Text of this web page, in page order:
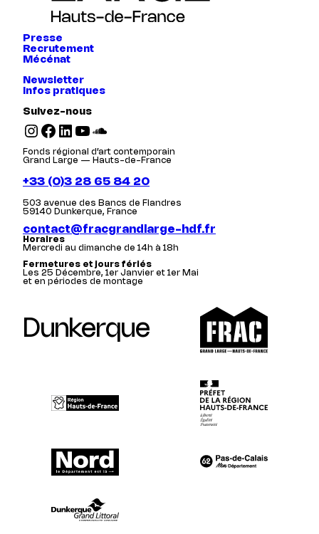
Presse
Recrutement
Mécénat
Newsletter
Infos pratiques
Suivez-nous
Instagram Facebook LinkedIn YouTube SoundCloud
Fonds régional d’art contemporain
Grand Large — Hauts-de-France
+33 (0)3 28 65 84 20
503 avenue des Bancs de Flandres
59140 Dunkerque, France
contact@fracgrandlarge-hdf.fr
Horaires
Mercredi au dimanche de 14h à 18h
Fermetures et jours fériés
Les 25 Décembre, 1er Janvier et 1er Mai
et en périodes de montage
Dunkerque